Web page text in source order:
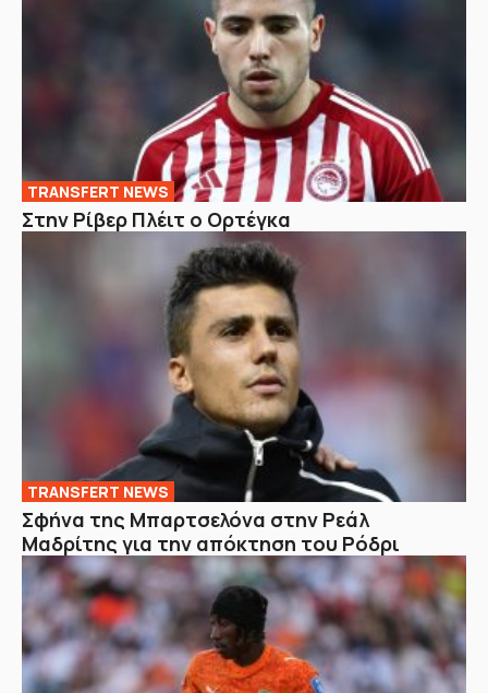
TRANSFERT NEWS
Στην Ρίβερ Πλέιτ ο Ορτέγκα
TRANSFERT NEWS
Σφήνα της Μπαρτσελόνα στην Ρεάλ
Μαδρίτης για την απόκτηση του Ρόδρι